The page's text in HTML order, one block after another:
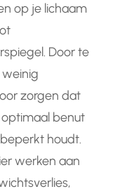
op je lichaam
Door te
zorgen dat
benut
houdt.
werken aan